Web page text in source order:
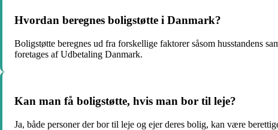
Hvordan beregnes boligstøtte i Danmark?
Boligstøtte beregnes ud fra forskellige faktorer såsom husstandens
foretages af Udbetaling Danmark.
Kan man få boligstøtte, hvis man bor til leje?
Ja, både personer der bor til leje og ejer deres bolig, kan være